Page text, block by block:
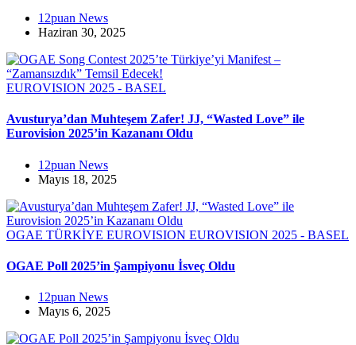
12puan News
Haziran 30, 2025
EUROVISION 2025 - BASEL
Avusturya’dan Muhteşem Zafer! JJ, “Wasted Love” ile
Eurovision 2025’in Kazananı Oldu
12puan News
Mayıs 18, 2025
OGAE TÜRKİYE EUROVISION EUROVISION 2025 - BASEL
OGAE Poll 2025’in Şampiyonu İsveç Oldu
12puan News
Mayıs 6, 2025